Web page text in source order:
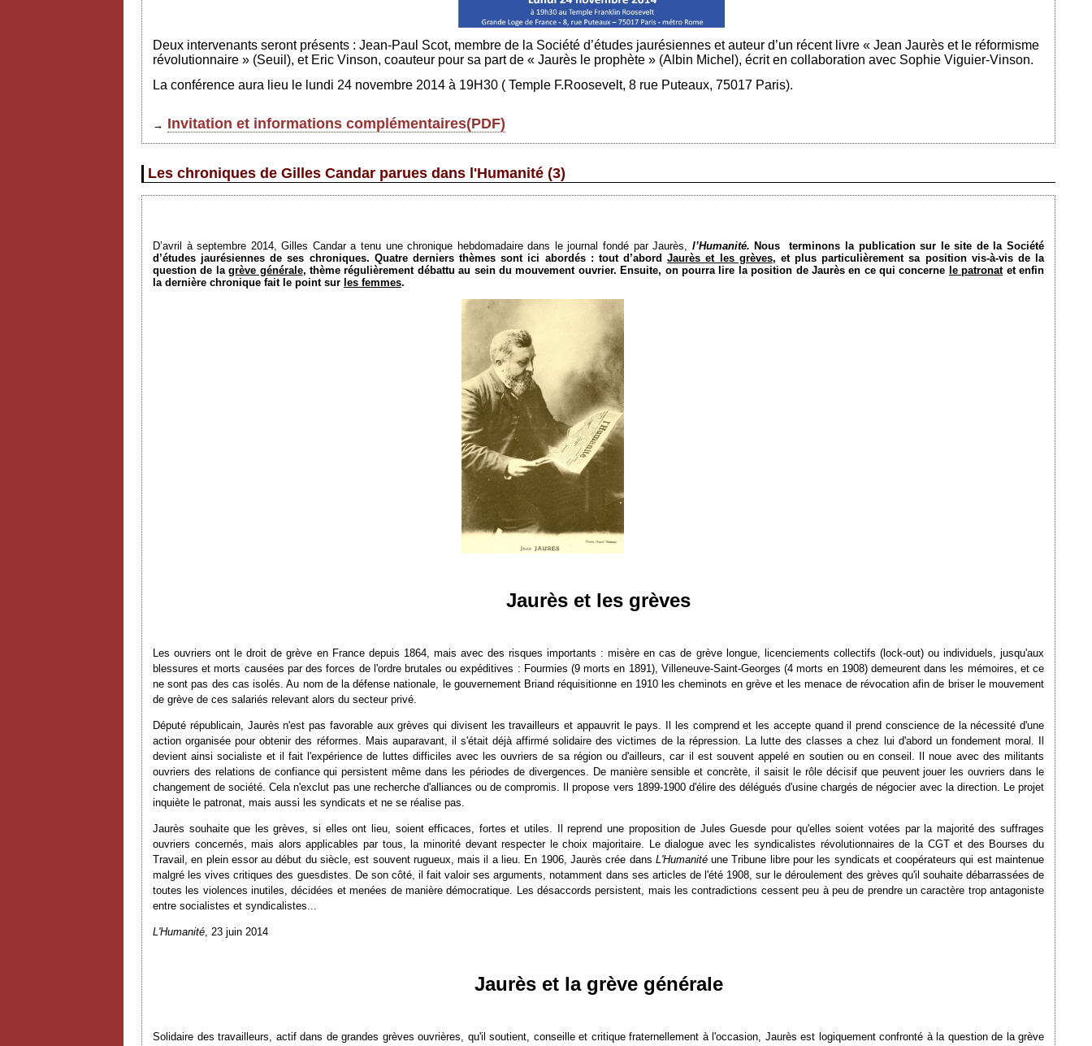
Deux intervenants seront présents : Jean-Paul Scot, membre de la Société d’études jaurésiennes et auteur d’un récent livre « Jean Jaurès et le réformisme
révolutionnaire » (Seuil), et Eric Vinson, coauteur pour sa part de « Jaurès le prophète » (Albin Michel), écrit en collaboration avec Sophie Viguier-Vinson.
La conférence aura lieu le lundi 24 novembre 2014 à 19H30 ( Temple F.Roosevelt, 8 rue Puteaux, 75017 Paris).
→ Invitation et informations complémentaires(PDF)
Les chroniques de Gilles Candar parues dans l'Humanité (3)
D’avril à septembre 2014, Gilles Candar a tenu une chronique hebdomadaire dans le journal fondé par Jaurès, l’Humanité. Nous
terminons la publication sur le site de la Société
d’études jaurésiennes de ses chroniques. Quatre derniers thèmes sont ici abordés : tout d’abordJaurès et les grèves, et plus particulièrement sa position vis-à-vis de la
question de lagrève générale, thème régulièrement débattu au sein du mouvement ouvrier. Ensuite, on pourra lire la position de Jaurès en ce qui concerne le patronatet enfin
la dernière chronique fait le point sur les femmes.
Jaurès et les grèves
Les ouvriers ont le droit de grève en France depuis 1864, mais avec des risques importants : misère en cas de grève longue, licenciements collectifs (lock-out) ou individuels, jusqu'aux
blessures et morts causées par des forces de l'ordre brutales ou expéditives : Fourmies (9 morts en 1891), Villeneuve-Saint-Georges (4 morts en 1908) demeurent dans les mémoires, et ce
ne sont pas des cas isolés. Au nom de la défense nationale, le gouvernement Briand réquisitionne en 1910 les cheminots en grève et les menace de révocation afin de briser le mouvement
de grève de ces salariés relevant alors du secteur privé.
Député républicain, Jaurès n'est pas favorable aux grèves qui divisent les travailleurs et appauvrit le pays. Il les comprend et les accepte quand il prend conscience de la nécessité d'une
action organisée pour obtenir des réformes. Mais auparavant, il s'était déjà affirmé solidaire des victimes de la répression. La lutte des classes a chez lui d'abord un fondement moral. Il
devient ainsi socialiste et il fait l'expérience de luttes difficiles avec les ouvriers de sa région ou d'ailleurs, car il est souvent appelé en soutien ou en conseil. Il noue avec des militants
ouvriers des relations de confiance qui persistent même dans les périodes de divergences. De manière sensible et concrète, il saisit le rôle décisif que peuvent jouer les ouvriers dans le
changement de société. Cela n'exclut pas une recherche d'alliances ou de compromis. Il propose vers 1899-1900 d'élire des délégués d'usine chargés de négocier avec la direction. Le projet
inquiète le patronat, mais aussi les syndicats et ne se réalise pas.
Jaurès souhaite que les grèves, si elles ont lieu, soient efficaces, fortes et utiles. Il reprend une proposition de Jules Guesde pour qu'elles soient votées par la majorité des suffrages
ouvriers concernés, mais alors applicables par tous, la minorité devant respecter le choix majoritaire. Le dialogue avec les syndicalistes révolutionnaires de la CGT et des Bourses du
Travail, en plein essor au début du siècle, est souvent rugueux, mais il a lieu. En 1906, Jaurès crée dans L'Humanitéune Tribune libre pour les syndicats et coopérateurs qui est maintenue
malgré les vives critiques des guesdistes. De son côté, il fait valoir ses arguments, notamment dans ses articles de l'été 1908, sur le déroulement des grèves qu'il souhaite débarrassées de
toutes les violences inutiles, décidées et menées de manière démocratique. Les désaccords persistent, mais les contradictions cessent peu à peu de prendre un caractère trop antagoniste
entre socialistes et syndicalistes...
L'Humanité , 23 juin 2014
Jaurès et la grève générale
Solidaire des travailleurs, actif dans de grandes grèves ouvrières, qu'il soutient, conseille et critique fraternellement à l'occasion, Jaurès est logiquement confronté à la question de la grève